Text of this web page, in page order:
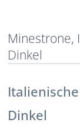
Minestrone,
Dinkel
Dinkel